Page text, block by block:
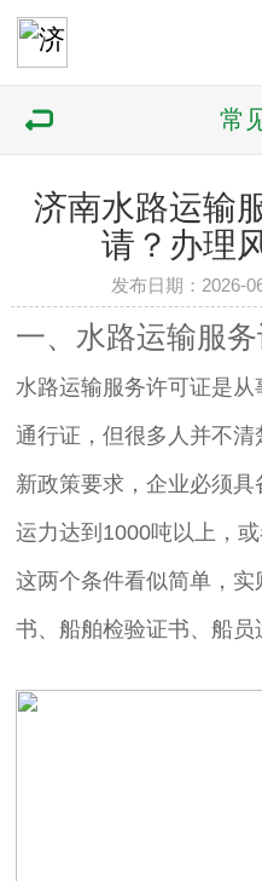
常
济南水路运输
请？办理
发布日期：2026-
一、水路运输服
水路运输服务许可证是
通行证，但很多人并不
新政策要求，企业必须
运力达到1000吨以上，
这两个条件看似简单，
书、船舶检验证书、船员